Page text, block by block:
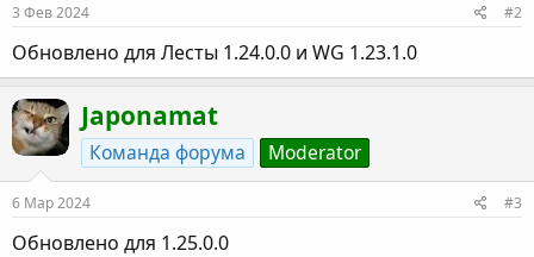
3 Фев 2024 #2
Обновлено для Лесты 1.24.0.0 и WG 1.23.1.0
Japonamat
Команда форума Moderator
6 Мар 2024 #3
Обновлено для 1.25.0.0